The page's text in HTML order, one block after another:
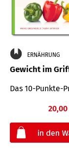
ERNÄHRUNG
Gewicht im
Das 10-Punkte-